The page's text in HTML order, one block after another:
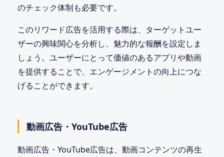
のチェック体制も必要です。
このリワード広告を活用する際は、ターゲットユー
ザーの興味関心を分析し、魅力的な報酬を設定しま
しょう。ユーザーにとって価値のあるアプリや動画
を提供することで、エンゲージメントの向上につな
げることができます。
動画広告・YouTube広告
動画広告・YouTube広告は、動画コンテンツの再生